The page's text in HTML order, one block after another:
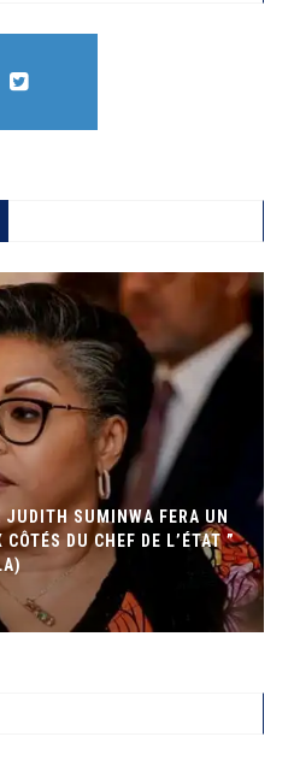
SUMINWA FERA UN
DU CHEF DE L’ÉTAT ”